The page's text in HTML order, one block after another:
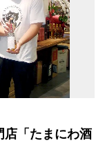
店「たまにわ酒